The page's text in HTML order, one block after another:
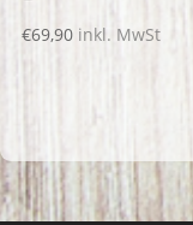
€69,90 inkl. MwSt